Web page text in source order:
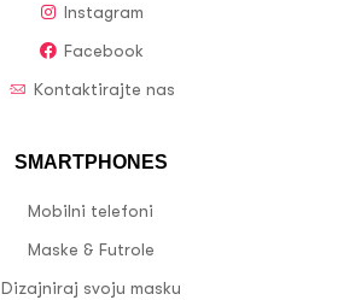
Instagram
Facebook
Kontaktirajte nas
SMARTPHONES
Mobilni telefoni
Maske & Futrole
Dizajniraj svoju masku